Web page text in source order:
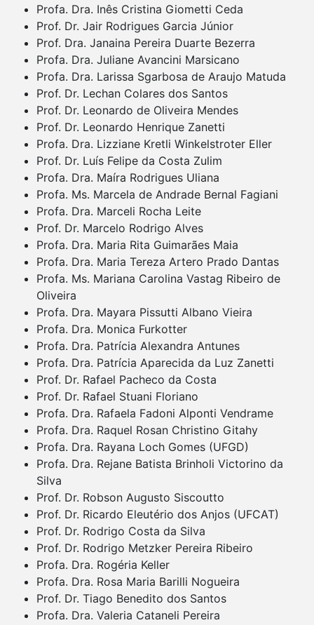
Profa. Dra. Inês Cristina Giometti Ceda
Prof. Dr. Jair Rodrigues Garcia Júnior
Prof. Dra. Janaina Pereira Duarte Bezerra
Profa. Dra. Juliane Avancini Marsicano
Profa. Dra. Larissa Sgarbosa de Araujo Matuda
Prof. Dr. Lechan Colares dos Santos
Prof. Dr. Leonardo de Oliveira Mendes
Prof. Dr. Leonardo Henrique Zanetti
Profa. Dra. Lizziane Kretli Winkelstroter Eller
Prof. Dr. Luís Felipe da Costa Zulim
Profa. Dra. Maíra Rodrigues Uliana
Profa. Ms. Marcela de Andrade Bernal Fagiani
Profa. Dra. Marceli Rocha Leite
Prof. Dr. Marcelo Rodrigo Alves
Profa. Dra. Maria Rita Guimarães Maia
Profa. Dra. Maria Tereza Artero Prado Dantas
Profa. Ms. Mariana Carolina Vastag Ribeiro de
Oliveira
Profa. Dra. Mayara Pissutti Albano Vieira
Profa. Dra. Monica Furkotter
Profa. Dra. Patrícia Alexandra Antunes
Profa. Dra. Patrícia Aparecida da Luz Zanetti
Prof. Dr. Rafael Pacheco da Costa
Prof. Dr. Rafael Stuani Floriano
Profa. Dra. Rafaela Fadoni Alponti Vendrame
Profa. Dra. Raquel Rosan Christino Gitahy
Profa. Dra. Rayana Loch Gomes (UFGD)
Profa. Dra. Rejane Batista Brinholi Victorino da
Silva
Prof. Dr. Robson Augusto Siscoutto
Prof. Dr. Ricardo Eleutério dos Anjos (UFCAT)
Prof. Dr. Rodrigo Costa da Silva
Prof. Dr. Rodrigo Metzker Pereira Ribeiro
Profa. Dra. Rogéria Keller
Profa. Dra. Rosa Maria Barilli Nogueira
Prof. Dr. Tiago Benedito dos Santos
Profa. Dra. Valeria Cataneli Pereira